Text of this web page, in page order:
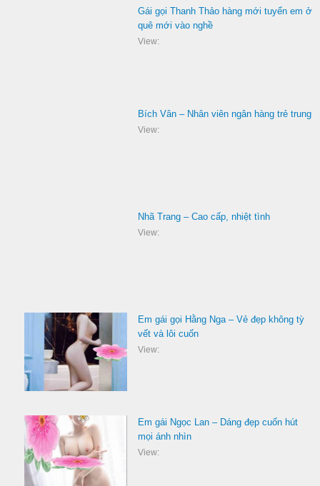
Gái gọi Thanh Thảo hàng mới tuyển em ở
quê mới vào nghề
View:
Bích Vân – Nhân viên ngân hàng trẻ trung
View:
Nhã Trang – Cao cấp, nhiệt tình
View:
Em gái gọi Hằng Nga – Vẻ đẹp không tỳ
vết và lôi cuốn
View:
Em gái Ngọc Lan – Dáng đẹp cuốn hút
mọi ánh nhìn
View: